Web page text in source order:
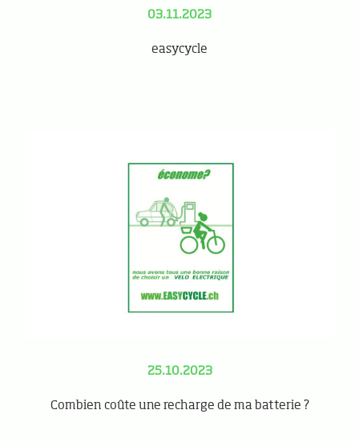
03.11.2023
easycycle
25.10.2023
Combien coûte une recharge de ma batterie ?